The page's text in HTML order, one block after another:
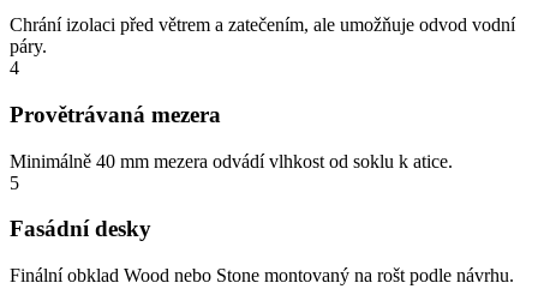
Chrání izolaci před větrem a zatečením, ale umožňuje odvod vodní
páry.
4
Provětrávaná mezera
Minimálně 40 mm mezera odvádí vlhkost od soklu k atice.
5
Fasádní desky
Finální obklad Wood nebo Stone montovaný na rošt podle návrhu.